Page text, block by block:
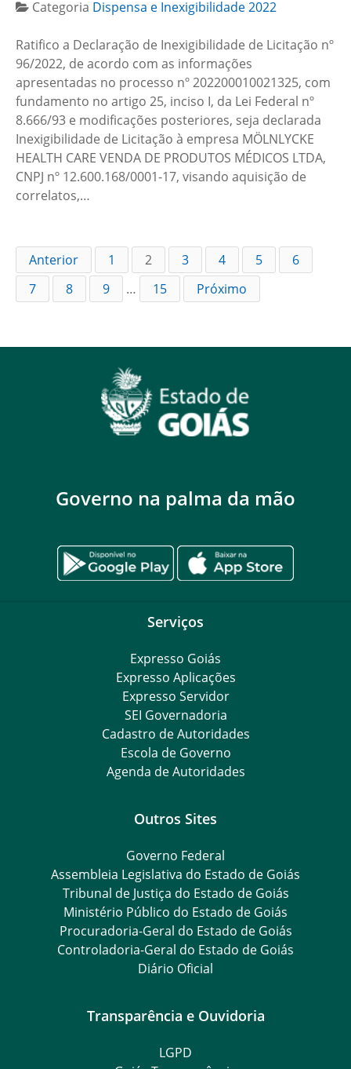
Categoria Dispensa e Inexigibilidade 2022
Ratifico a Declaração de Inexigibilidade de Licitação nº
96/2022, de acordo com as informações
apresentadas no processo nº 202200010021325, com
fundamento no artigo 25, inciso I, da Lei Federal nº
8.666/93 e modificações posteriores, seja declarada
Inexigibilidade de Licitação à empresa MӦLNLYCKE
HEALTH CARE VENDA DE PRODUTOS MÉDICOS LTDA,
CNPJ nº 12.600.168/0001-17, visando aquisição de
correlatos,…
Anterior 1 2 3 4 5
6
7
8 9 … 15 Próximo
Governo na palma da mão
Serviços
Expresso Goiás
Expresso Aplicações
Expresso Servidor
SEI Governadoria
Cadastro de Autoridades
Escola de Governo
Agenda de Autoridades
Outros Sites
Governo Federal
Assembleia Legislativa do Estado de Goiás
Tribunal de Justiça do Estado de Goiás
Ministério Público do Estado de Goiás
Procuradoria-Geral do Estado de Goiás
Controladoria-Geral do Estado de Goiás
Diário Oficial
Transparência e Ouvidoria
LGPD